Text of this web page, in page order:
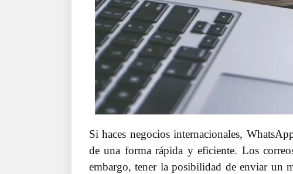
Si haces negocios internacionales,
de una forma rápida y eficiente. Los
embargo, tener la posibilidad de enviar un